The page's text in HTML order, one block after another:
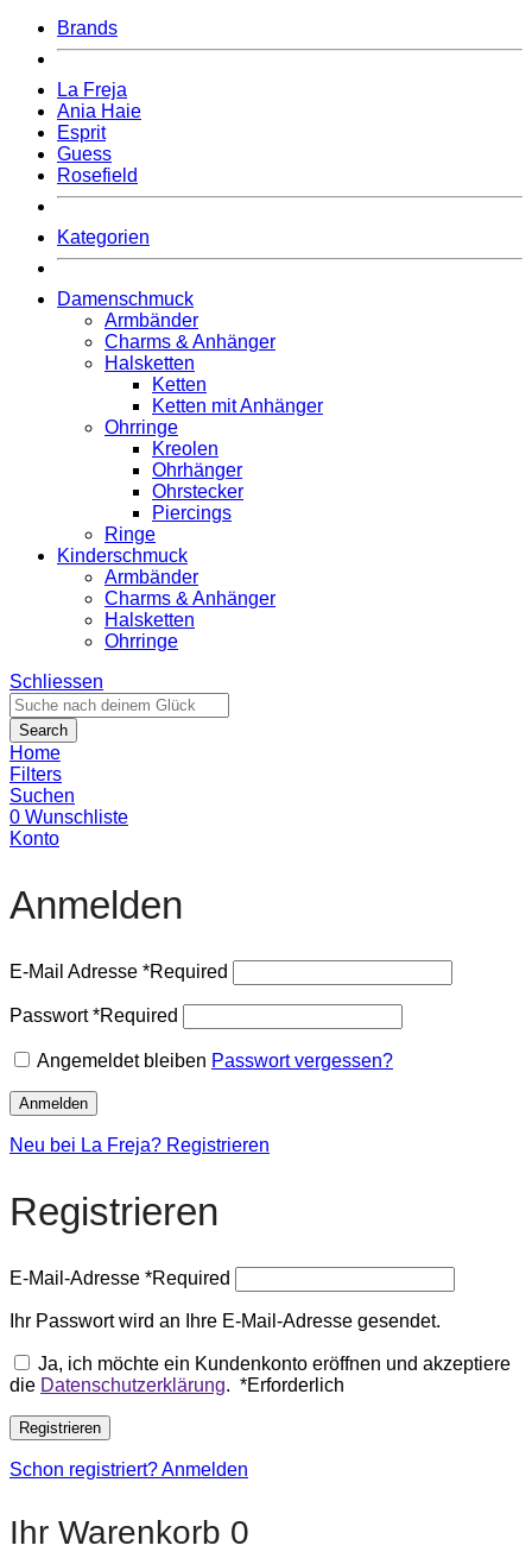
Brands
La Freja
Ania Haie
Esprit
Guess
Rosefield
Kategorien
Damenschmuck
Armbänder
Charms & Anhänger
Halsketten
Ketten
Ketten mit Anhänger
Ohrringe
Kreolen
Ohrhänger
Ohrstecker
Piercings
Ringe
Kinderschmuck
Armbänder
Charms & Anhänger
Halsketten
Ohrringe
Schliessen
Search
Home
Filters
Suchen
0 Wunschliste
Konto
Anmelden
E-Mail Adresse *Required
Passwort*Required
Angemeldet bleiben Passwort vergessen?
Anmelden
Neu bei La Freja? Registrieren
Registrieren
E-Mail-Adresse *Required
Ihr Passwort wird an Ihre E-Mail-Adresse gesendet.
Ja, ich möchte ein Kundenkonto eröffnen und akzeptiere
die Datenschutzerklärung. *Erforderlich
Registrieren
Schon registriert? Anmelden
Ihr Warenkorb 0